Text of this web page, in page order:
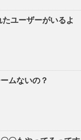
たユーザーがいるよ
ムないの？